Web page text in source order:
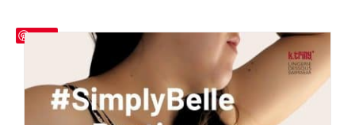
Save